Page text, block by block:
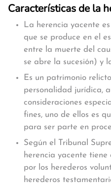
Características de la
La herencia yacente
que se produce en el
entre la muerte del
se abre la sucesión) y
Es un patrimonio
personalidad jurídica,
consideraciones
fines, uno de ellos es
para ser parte en
Según el Tribunal
herencia yacente
por los herederos
herederos